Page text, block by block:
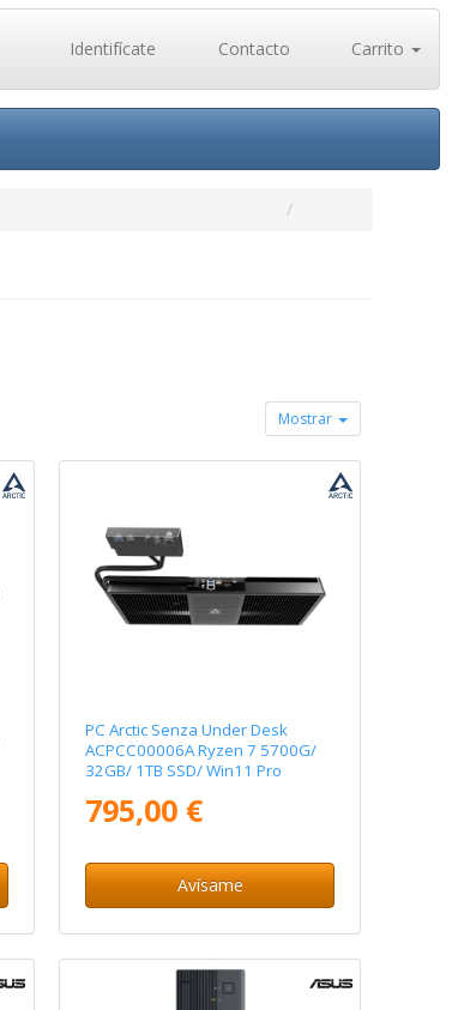
Identifícate Contacto Carrito
Mostrar
PC Arctic Senza Under Desk
ACPCC00006A Ryzen 7 5700G/
32GB/ 1TB SSD/ Win11 Pro
795,00 €
Avísame